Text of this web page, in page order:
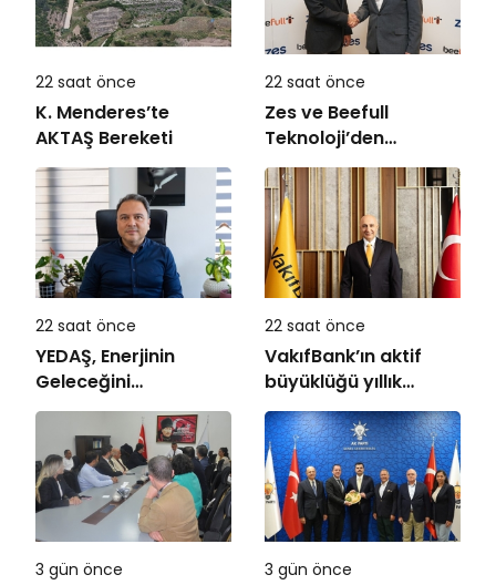
22 saat önce
K. Menderes’te
AKTAŞ Bereketi
22 saat önce
Zes ve Beefull
Teknoloji’den
Roaming İş Birliği
22 saat önce
YEDAŞ, Enerjinin
Geleceğini
Şekillendirecek Genç
Yetenekleri Arıyor
22 saat önce
VakıfBank’ın aktif
büyüklüğü yıllık
bazda yüzde 28
artışla 5,8 trilyon
TL’yi aştı
3 gün önce 3 gün önce